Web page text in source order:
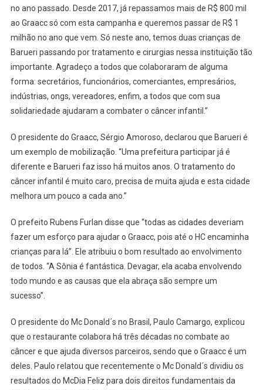
Através
Do
McDia
no ano passado. Desde 2017, já repassamos mais de R$ 800 mil
ao Graacc só com esta campanha e queremos passar de R$ 1
milhão no ano que vem. Só neste ano, temos duas crianças de
Barueri passando por tratamento e cirurgias nessa instituição tão
importante. Agradeço a todos que colaboraram de alguma
forma: secretários, funcionários, comerciantes, empresários,
indústrias, ongs, vereadores, enfim, a todos que com sua
solidariedade ajudaram a combater o câncer infantil.”
O presidente do Graacc, Sérgio Amoroso, declarou que Barueri é
um exemplo de mobilização. “Uma prefeitura participar já é
diferente e Barueri faz isso há muitos anos. O tratamento do
câncer infantil é muito caro, precisa de muita ajuda e esta cidade
melhora um pouco a cada ano.”
O prefeito Rubens Furlan disse que “todas as cidades deveriam
fazer um esforço para ajudar o Graacc, pois até o HC encaminha
crianças para lá”. Ele atribuiu o bom resultado ao envolvimento
de todos. “A Sônia é fantástica. Devagar, ela acaba envolvendo
todo mundo e as causas que ela abraça são sempre um
sucesso”.
O presidente do Mc Donald´s no Brasil, Paulo Camargo, explicou
que o restaurante colabora há três décadas no combate ao
câncer e que ajuda diversos parceiros, sendo que o Graacc é um
deles. Paulo relatou que recentemente o Mc Donald´s dividiu os
resultados do McDia Feliz para dois direitos fundamentais da